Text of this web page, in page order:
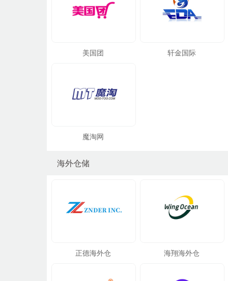
美国团 轩金国际
魔淘网
海外仓储
正德海外仓 海翔海外仓